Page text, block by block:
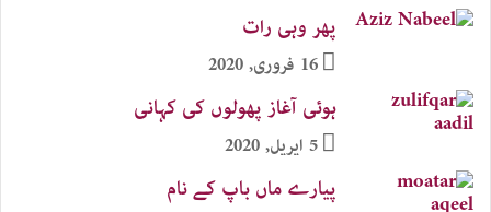
پھر وہی رات
16 فروری, 2020
ہوئی آغاز پھولوں کی کہانی
5 اپریل, 2020
پیارے ماں باپ کے نام